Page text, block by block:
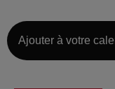
Ajouter à votre